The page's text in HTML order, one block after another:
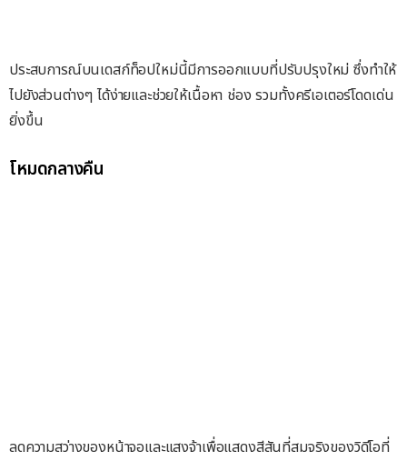
ประสบการณ์บนเดสก์ท็อปใหม่นี้มีการออกแบบที่ปรับปรุงใหม่ ซึ่งทำให้
ไปยังส่วนต่างๆ ได้ง่ายและช่วยให้เนื้อหา ช่อง รวมทั้งครีเอเตอร์โดดเด่น
ยิ่งขึ้น
โหมดกลางคืน
ลดความสว่างของหน้าจอและแสงจ้าเพื่อแสดงสีสันที่สมจริงของวิดีโอที่